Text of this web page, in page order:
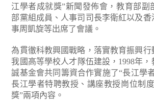
江學者成就獎”新聞發佈會，教育部副
部黨組成員、人事司司長李衛紅以及香
事周凱旋等出席了會議。
為貫徹科教興國戰略，落實教育振興行
我國高等學校人才隊伍建設，1998年
誠基金會共同籌資合作實施了“長江學
長江學者特聘教授、講座教授崗位制
獎”兩項內容。